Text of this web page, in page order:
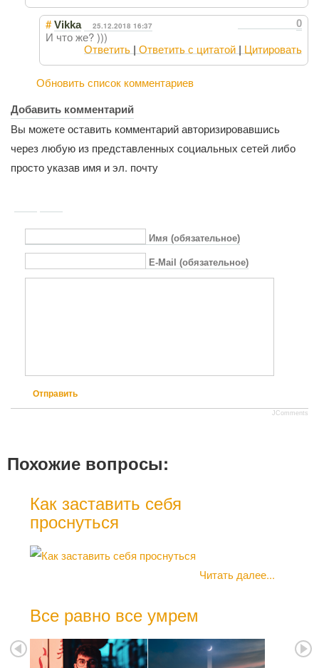
0
# Vikka 25.12.2018 16:37
И что же? )))
Ответить | Ответить с цитатой | Цитировать
Обновить список комментариев
Добавить комментарий
Вы можете оставить комментарий авторизировавшись
через любую из представленных социальных сетей либо
просто указав имя и эл. почту
Имя (обязательное)
E-Mail (обязательное)
Отправить
JComments
Похожие вопросы:
Как заставить себя
проснуться
Читать далее...
Все равно все умрем